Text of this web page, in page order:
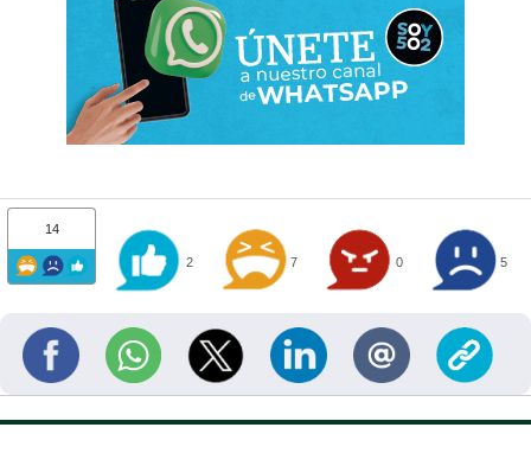
14
2 7 0 5